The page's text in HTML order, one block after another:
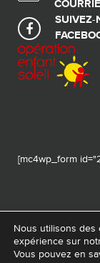
SUIVEZ-
[mc4wp_form
© 2026 Tous droits
Nous utilisons
expérience sur
Vous pouvez en